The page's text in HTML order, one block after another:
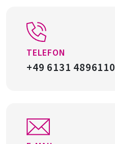
TELEFON
+49 6131 4896110